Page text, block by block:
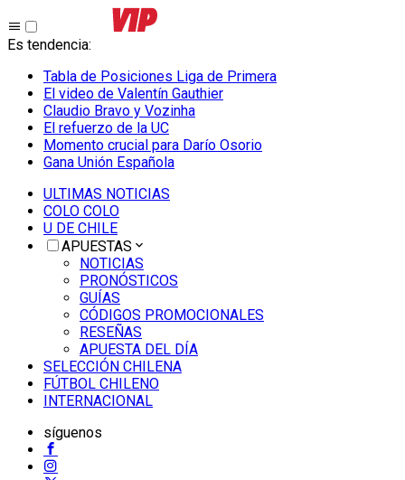
Es tendencia:
Tabla de Posiciones Liga de Primera
El video de Valentín Gauthier
Claudio Bravo y Vozinha
El refuerzo de la UC
Momento crucial para Darío Osorio
Gana Unión Española
ULTIMAS NOTICIAS
COLO COLO
U DE CHILE
APUESTAS
NOTICIAS
PRONÓSTICOS
GUÍAS
CÓDIGOS PROMOCIONALES
RESEÑAS
APUESTA DEL DÍA
SELECCIÓN CHILENA
FÚTBOL CHILENO
INTERNACIONAL
síguenos